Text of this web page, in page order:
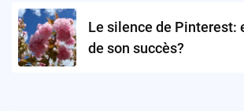
Le silence de Pinterest:
de son succès?